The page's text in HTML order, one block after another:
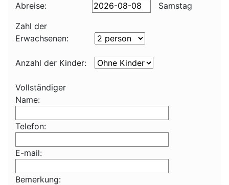
Abreise:
Samstag
Zahl der
Erwachsenen:
Anzahl der Kinder:
Vollständiger
Name:
Telefon:
E-mail:
Bemerkung: